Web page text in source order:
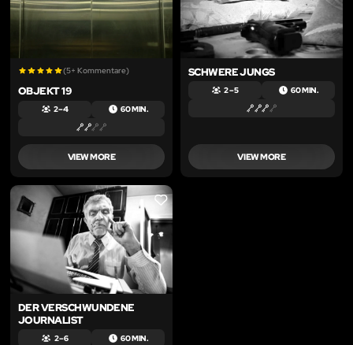
(5+ Kommentare)
OBJEKT 19
2 – 4 60 MIN.
VIEW MORE
SCHWERE JUNGS
2 – 5 60 MIN.
VIEW MORE
LIKE
DER VERSCHWUNDENE
JOURNALIST
2 – 6 60 MIN.